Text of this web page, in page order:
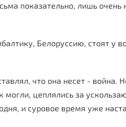
показательно, лишь очень
Белоруссию, стоят у
что она несет - война.
могли, цеплялись за
и суровое время уже